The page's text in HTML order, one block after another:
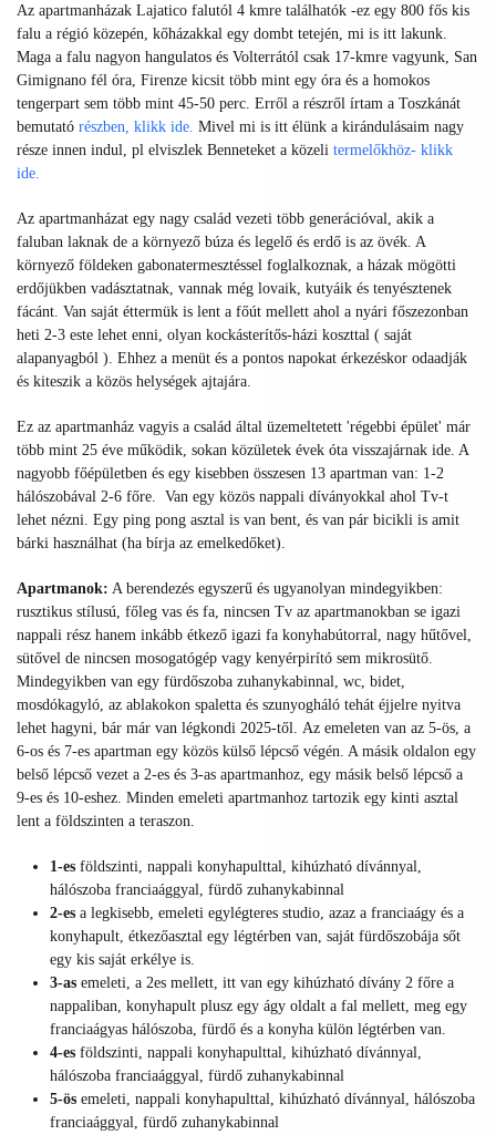
Az apartmanházak Lajatico falutól 4 kmre találhatók -ez egy 800 fős kis
falu a régió közepén, kőházakkal egy dombt tetején, mi is itt lakunk.
Maga a falu nagyon hangulatos és Volterrától csak 17-kmre vagyunk, San
Gimignano fél óra, Firenze kicsit több mint egy óra és a homokos
tengerpart sem több mint 45-50 perc. Erről a részről írtam a Toszkánát
bemutató részben, klikk ide Mivel mi is itt élünk a kirándulásaim nagy
része innen indul, pl elviszlek Benneteket a közeli termelőkhöz- klikk
ide.
Az apartmanházat egy nagy család vezeti több generációval, akik a
faluban laknak de a környező búza és legelő és erdő is az övék. A
környező földeken gabonatermesztéssel foglalkoznak, a házak mögötti
erdőjükben vadásztatnak, vannak még lovaik, kutyáik és tenyésztenek
fácánt. Van saját éttermük is lent a főút mellett ahol a nyári főszezonban
heti 2-3 este lehet enni, olyan kockásterítős-házi koszttal ( saját
alapanyagból ). Ehhez a menüt és a pontos napokat érkezéskor odaadják
és kiteszik a közös helységek ajtajára.
Ez az apartmanház vagyis a család által üzemeltetett 'régebbi épület' már
több mint 25 éve működik, sokan közületek évek óta visszajárnak ide. A
nagyobb főépületben és egy kisebben összesen 13 apartman van: 1-2
hálószobával 2-6 főre. Van egy közös nappali díványokkal ahol Tv-t
lehet nézni. Egy ping pong asztal is van bent, és van pár bicikli is amit
bárki használhat (ha bírja az emelkedőket).
Apartmanok: A berendezés egyszerű és ugyanolyan mindegyikben:
rusztikus stílusú, főleg vas és fa, nincsen Tv az apartmanokban se igazi
nappali rész hanem inkább étkező igazi fa konyhabútorral, nagy hűtővel,
sütővel de nincsen mosogatógép vagy kenyérpirító sem mikrosütő.
Mindegyikben van egy fürdőszoba zuhanykabinnal, wc, bidet,
mosdókagyló, az ablakokon spaletta és szunyogháló tehát éjjelre nyitva
lehet hagyni, bár már van légkondi 2025-től. Az emeleten van az 5-ös, a
6-os és 7-es apartman egy közös külső lépcső végén. A másik oldalon egy
belső lépcső vezet a 2-es és 3-as apartmanhoz, egy másik belső lépcső a
9-es és 10-eshez. Minden emeleti apartmanhoz tartozik egy kinti asztal
lent a földszinten a teraszon.
1-es földszinti, nappali konyhapulttal, kihúzható dívánnyal,
hálószoba franciaággyal, fürdő zuhanykabinnal
2-es a legkisebb, emeleti egylégteres studio, azaz a franciaágy és a
konyhapult, étkezőasztal egy légtérben van, saját fürdőszobája sőt
egy kis saját erkélye is.
3-as emeleti, a 2es mellett, itt van egy kihúzható dívány 2 főre a
nappaliban, konyhapult plusz egy ágy oldalt a fal mellett, meg egy
franciaágyas hálószoba, fürdő és a konyha külön légtérben van.
4-es földszinti, nappali konyhapulttal, kihúzható dívánnyal,
hálószoba franciaággyal, fürdő zuhanykabinnal
5-ös emeleti, nappali konyhapulttal, kihúzható dívánnyal, hálószoba
franciaággyal, fürdő zuhanykabinnal